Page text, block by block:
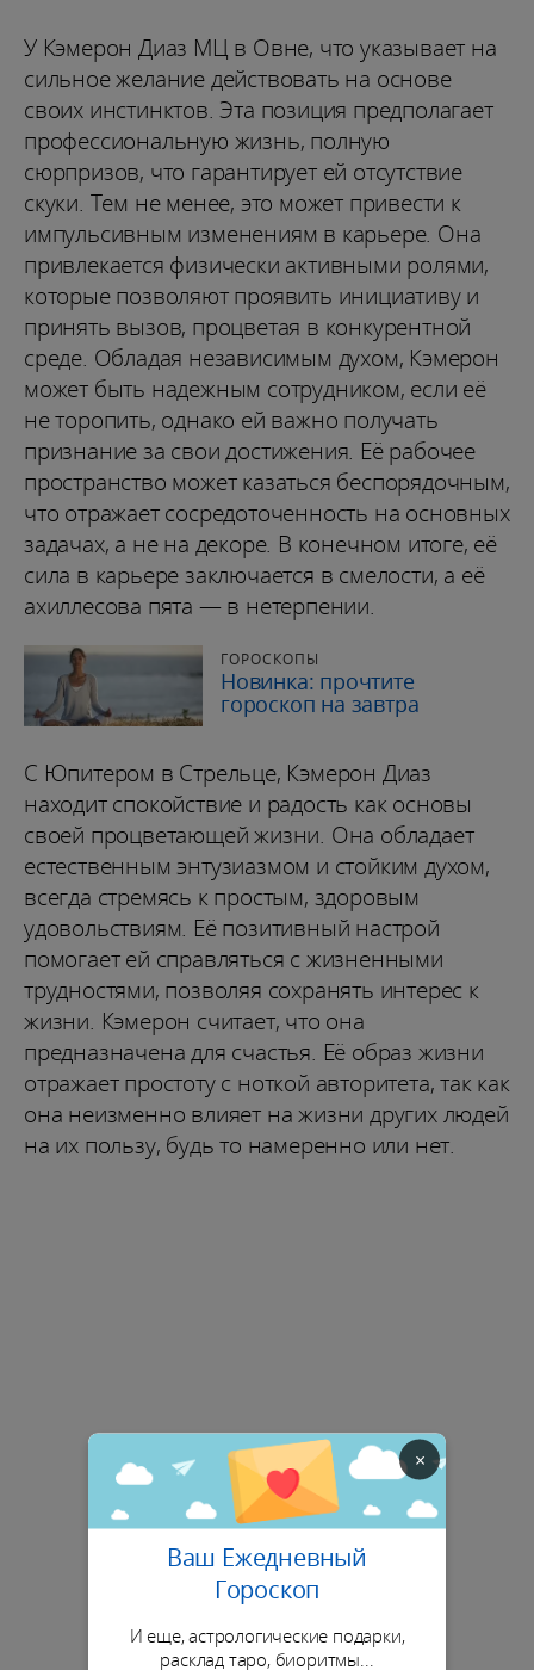
У Кэмерон Диаз МЦ в Овне, что указывает на
сильное желание действовать на основе
своих инстинктов. Эта позиция предполагает
профессиональную жизнь, полную
сюрпризов, что гарантирует ей отсутствие
скуки. Тем не менее, это может привести к
импульсивным изменениям в карьере. Она
привлекается физически активными ролями,
которые позволяют проявить инициативу и
принять вызов, процветая в конкурентной
среде. Обладая независимым духом, Кэмерон
может быть надежным сотрудником, если её
не торопить, однако ей важно получать
признание за свои достижения. Её рабочее
пространство может казаться беспорядочным,
что отражает сосредоточенность на основных
задачах, а не на декоре. В конечном итоге, её
сила в карьере заключается в смелости, а её
ахиллесова пята — в нетерпении.
ГОРОСКОПЫ
Новинка: прочтите
гороскоп на завтра
С Юпитером в Стрельце, Кэмерон Диаз
находит спокойствие и радость как основы
своей процветающей жизни. Она обладает
естественным энтузиазмом и стойким духом,
всегда стремясь к простым, здоровым
удовольствиям. Её позитивный настрой
помогает ей справляться с жизненными
трудностями, позволяя сохранять интерес к
жизни. Кэмерон считает, что она
предназначена для счастья. Её образ жизни
отражает простоту с ноткой авторитета, так как
она неизменно влияет на жизни других людей
на их пользу, будь то намеренно или нет.
×
Ваш Ежедневный
Гороскоп
И еще, астрологические подарки,
расклад таро, биоритмы...